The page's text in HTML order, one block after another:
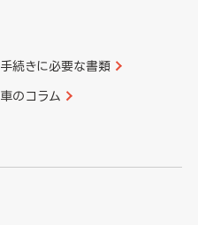
手続きに必要な書類
車のコラム